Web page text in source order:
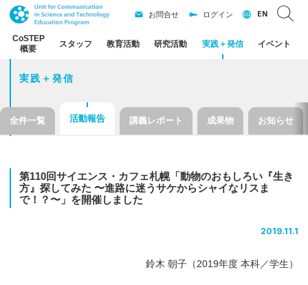
CoSTEP
概要
スタッフ 教育活動 研究活動 実践＋発信 イベント
お問合せ ログイン EN
実践＋発信
全件一覧 活動報告 講義レポート 成果物 お知らせ
第110回サイエンス ・ カフェ札幌「動物のおもしろい 『生き
方』 探してみた 〜進路に迷うサケからシャイなリス ま
で！？ 〜」を開催しました
2019.11.1
鈴木 朝子（2019年度 本科／学生）